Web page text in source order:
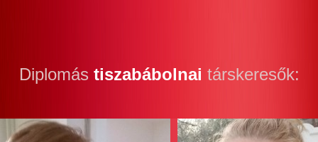
Diplomás tiszabábolnai társkeresők: